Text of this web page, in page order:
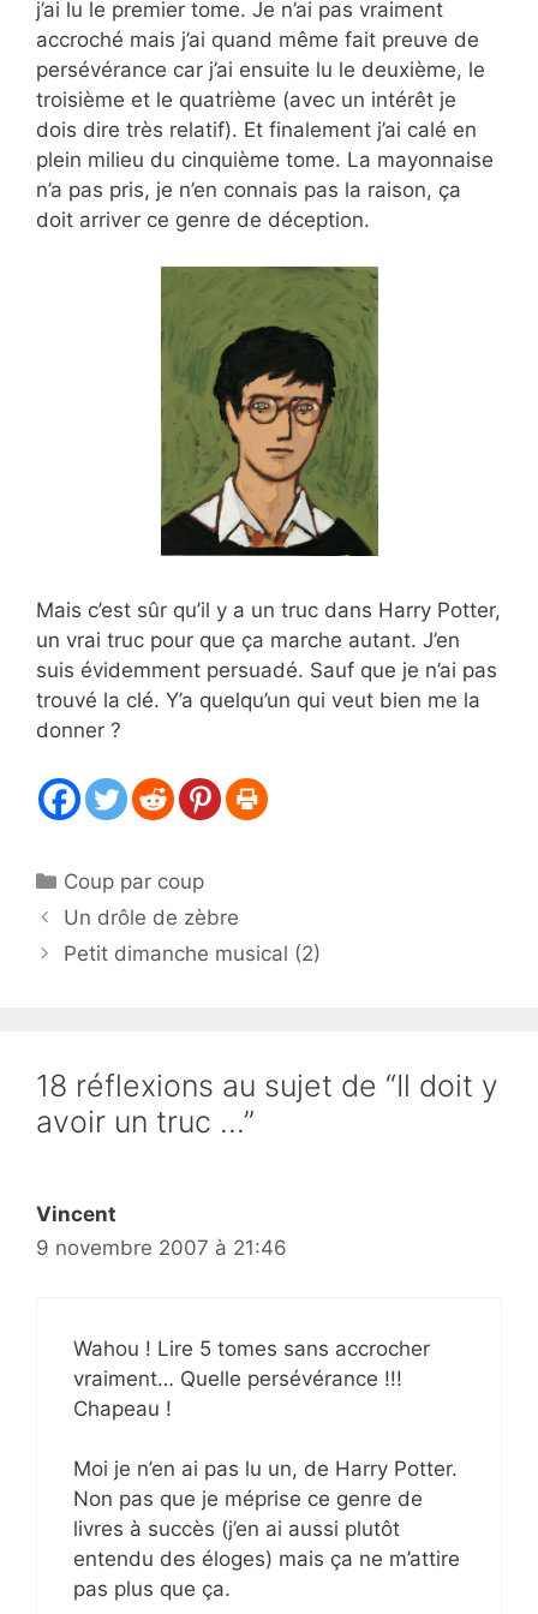
j’ai lu le premier tome. Je n’ai pas vraiment
accroché mais j’ai quand même fait preuve de
persévérance car j’ai ensuite lu le deuxième, le
troisième et le quatrième (avec un intérêt je
dois dire très relatif). Et finalement j’ai calé en
plein milieu du cinquième tome. La mayonnaise
n’a pas pris, je n’en connais pas la raison, ça
doit arriver ce genre de déception.
Mais c’est sûr qu’il y a un truc dans Harry Potter,
un vrai truc pour que ça marche autant. J’en
suis évidemment persuadé. Sauf que je n’ai pas
trouvé la clé. Y’a quelqu’un qui veut bien me la
donner ?
Catégories
Coup par coup
Un drôle de zèbre
Petit dimanche musical (2)
18 réflexions au sujet de “Il doit y
avoir un truc …”
Vincent
9 novembre 2007 à 21:46
Wahou ! Lire 5 tomes sans accrocher
vraiment… Quelle persévérance !!!
Chapeau !
Moi je n’en ai pas lu un, de Harry Potter.
Non pas que je méprise ce genre de
livres à succès (j’en ai aussi plutôt
entendu des éloges) mais ça ne m’attire
pas plus que ça.